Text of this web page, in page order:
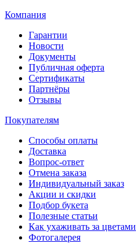
Компания
Гарантии
Новости
Документы
Публичная оферта
Сертификаты
Партнёры
Отзывы
Покупателям
Способы оплаты
Доставка
Вопрос-ответ
Отмена заказа
Индивидуальный заказ
Акции и скидки
Подбор букета
Полезные статьи
Как ухаживать за цветами
Фотогалерея